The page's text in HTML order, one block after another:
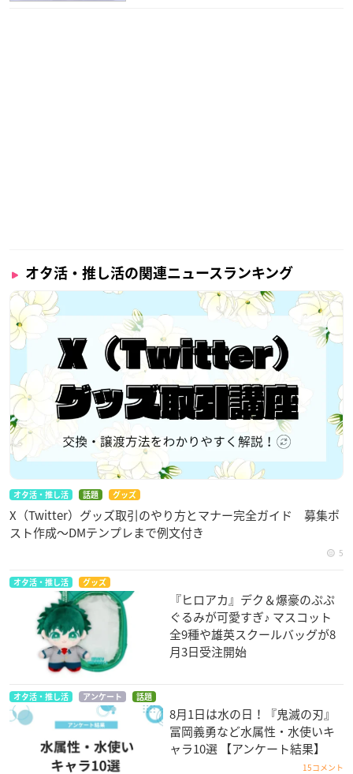
オタ活・推し活の関連ニュースランキング
オタ活・推し活 話題 グッズ
X（Twitter）グッズ取引のやり方とマナー完全ガイド 募集ポ
スト作成〜DMテンプレまで例文付き
5
オタ活・推し活 グッズ
『ヒロアカ』デク＆爆豪のぷぷ
ぐるみが可愛すぎ♪ マスコット
全9種や雄英スクールバッグが8
月3日受注開始
オタ活・推し活 アンケート 話題
8月1日は水の日！『鬼滅の刃』
冨岡義勇など水属性・水使いキ
ャラ10選 【アンケート結果】
15コメント